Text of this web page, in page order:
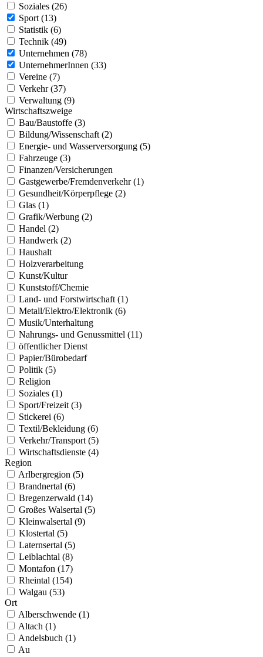
Soziales (26)
Sport (13)
Statistik (6)
Technik (49)
Unternehmen (78)
UnternehmerInnen (33)
Vereine (7)
Verkehr (37)
Verwaltung (9)
Wirtschaftszweige
Bau/Baustoffe (3)
Bildung/Wissenschaft (2)
Energie- und Wasserversorgung (5)
Fahrzeuge (3)
Finanzen/Versicherungen
Gastgewerbe/Fremdenverkehr (1)
Gesundheit/Körperpflege (2)
Glas (1)
Grafik/Werbung (2)
Handel (2)
Handwerk (2)
Haushalt
Holzverarbeitung
Kunst/Kultur
Kunststoff/Chemie
Land- und Forstwirtschaft (1)
Metall/Elektro/Elektronik (6)
Musik/Unterhaltung
Nahrungs- und Genussmittel (11)
öffentlicher Dienst
Papier/Bürobedarf
Politik (5)
Religion
Soziales (1)
Sport/Freizeit (3)
Stickerei (6)
Textil/Bekleidung (6)
Verkehr/Transport (5)
Wirtschaftsdienste (4)
Region
Arlbergregion (5)
Brandnertal (6)
Bregenzerwald (14)
Großes Walsertal (5)
Kleinwalsertal (9)
Klostertal (5)
Laternsertal (5)
Leiblachtal (8)
Montafon (17)
Rheintal (154)
Walgau (53)
Ort
Alberschwende (1)
Altach (1)
Andelsbuch (1)
Au